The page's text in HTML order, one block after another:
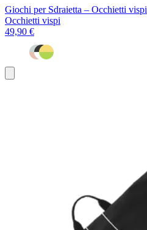
Giochi per Sdraietta – Occhietti vispi
Occhietti vispi
49,90 €
al